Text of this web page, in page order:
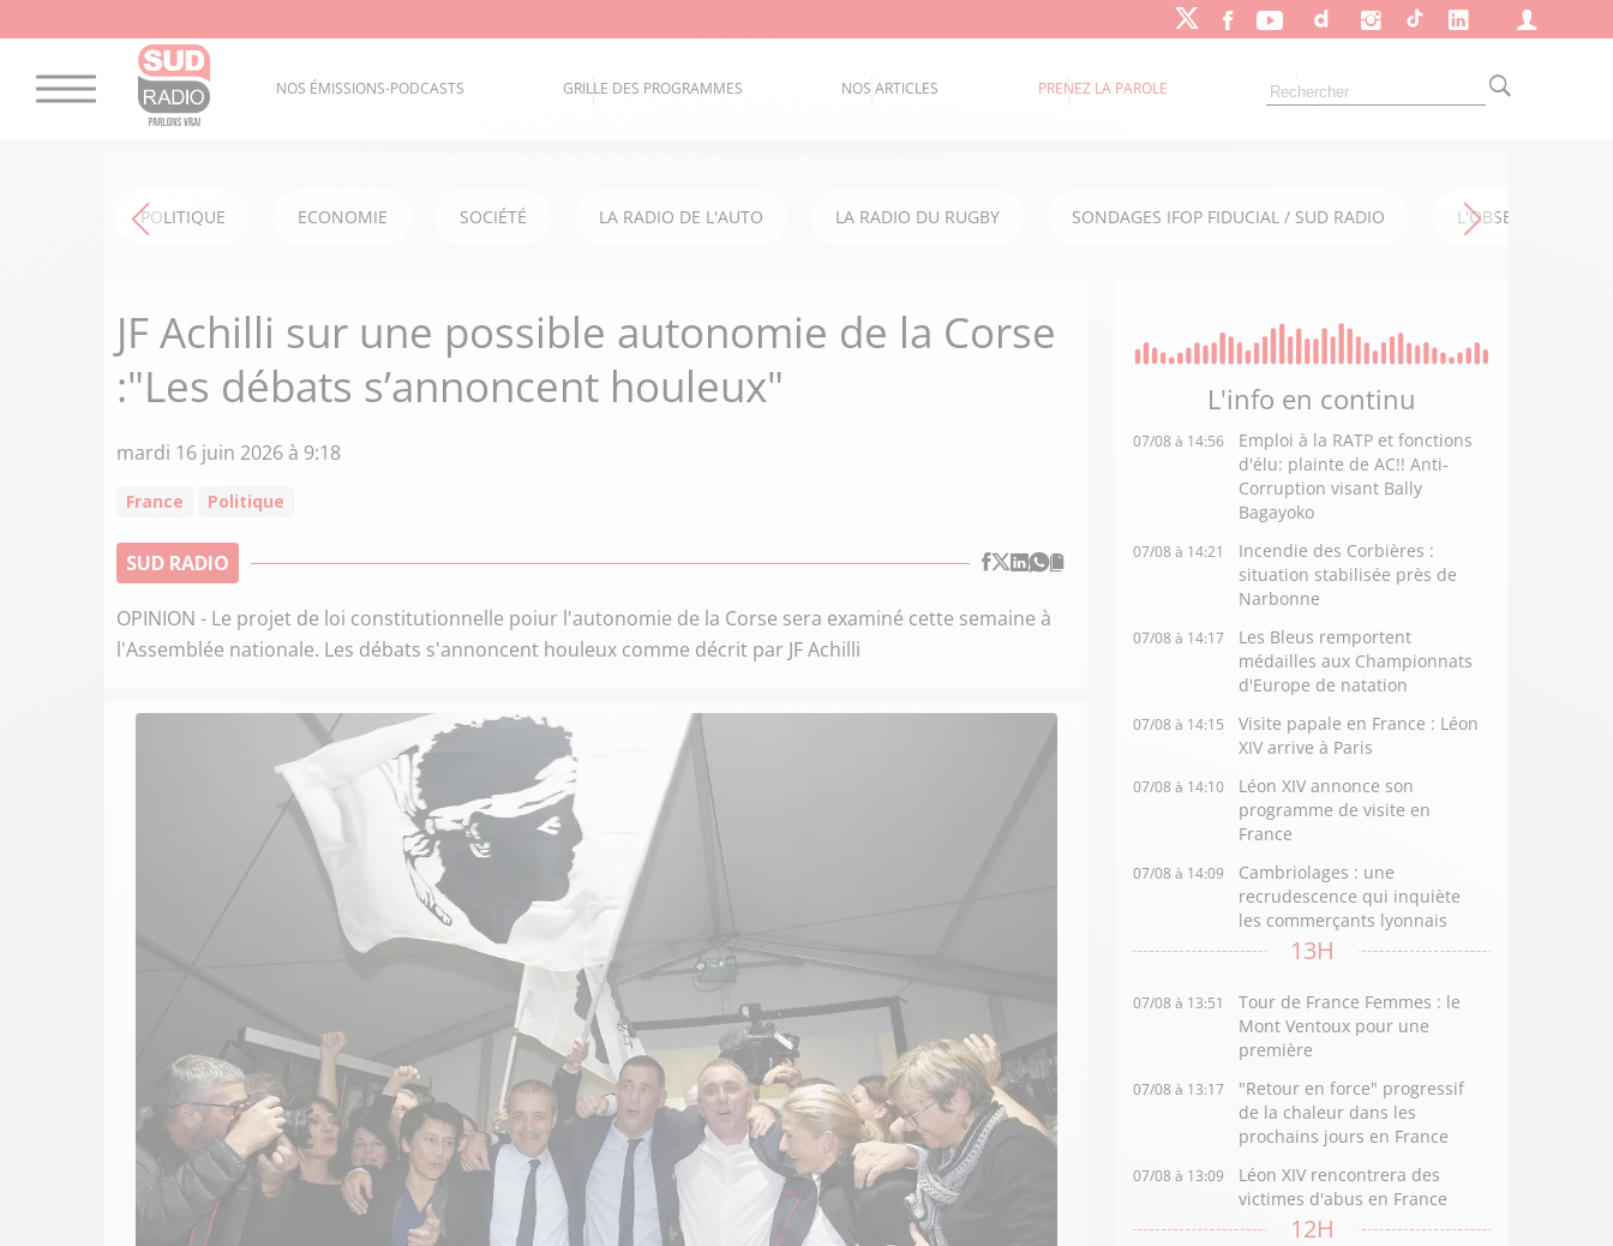
NOS ÉMISSIONS-PODCASTS GRILLE DES PROGRAMMES NOS ARTICLES PRENEZ LA PAROLE
POLITIQUE ECONOMIE SOCIÉTÉ LA RADIO DE L'AUTO LA RADIO DU RUGBY SONDAGES IFOP FIDUCIAL / SUD RADIO L'OBSERVATOIRE
JF Achilli sur une possible autonomie de la Corse
:"Les débats s’annoncent houleux"
mardi 16 juin 2026 à 9:18
France Politique
SUD RADIO
OPINION - Le projet de loi constitutionnelle poiur l'autonomie de la Corse sera examiné cette semaine à
l'Assemblée nationale. Les débats s'annoncent houleux comme décrit par JF Achilli
L'info en continu
07/08 à 14:56
Emploi à la RATP et fonctions
d'élu: plainte de AC!! Anti-
Corruption visant Bally
Bagayoko
07/08 à 14:21
Incendie des Corbières :
situation stabilisée près de
Narbonne
07/08 à 14:17
Les Bleus remportent
médailles aux Championnats
d'Europe de natation
07/08 à 14:15
Visite papale en France : Léon
XIV arrive à Paris
07/08 à 14:10
Léon XIV annonce son
programme de visite en
France
07/08 à 14:09
Cambriolages : une
recrudescence qui inquiète
les commerçants lyonnais
13H
07/08 à 13:51
Tour de France Femmes : le
Mont Ventoux pour une
première
07/08 à 13:17
"Retour en force" progressif
de la chaleur dans les
prochains jours en France
07/08 à 13:09
Léon XIV rencontrera des
victimes d'abus en France
12H